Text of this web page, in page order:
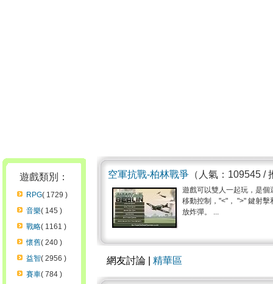
遊戲類別：
RPG( 1729 )
音樂( 145 )
戰略( 1161 )
懷舊( 240 )
益智( 2956 )
賽車( 784 )
空軍抗戰-柏林戰爭 （人氣：109545 /
遊戲可以雙人一起玩，是
移動控制，"<"， ">" 鍵射
放炸彈。 ...
網友討論 | 精華區